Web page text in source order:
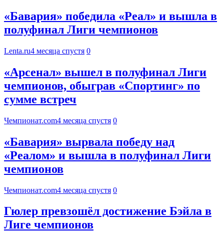
«Бавария» победила «Реал» и вышла в
полуфинал Лиги чемпионов
Lenta.ru4 месяца спустя 0
«Арсенал» вышел в полуфинал Лиги
чемпионов, обыграв «Спортинг» по
сумме встреч
Чемпионат.com4 месяца спустя 0
«Бавария» вырвала победу над
«Реалом» и вышла в полуфинал Лиги
чемпионов
Чемпионат.com4 месяца спустя 0
Гюлер превзошёл достижение Бэйла в
Лиге чемпионов